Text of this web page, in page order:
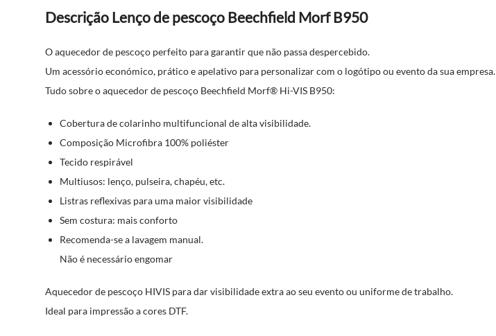
Descrição Lenço de pescoço Beechfield Morf B950
O aquecedor de pescoço perfeito para garantir que não passa despercebido.
Um acessório económico, prático e apelativo para personalizar com o logótipo ou evento da sua empresa.
Tudo sobre o aquecedor de pescoço Beechfield Morf® Hi-VIS B950:
Cobertura de colarinho multifuncional de alta visibilidade.
Composição Microfibra 100% poliéster
Tecido respirável
Multiusos: lenço, pulseira, chapéu, etc.
Listras reflexivas para uma maior visibilidade
Sem costura: mais conforto
Recomenda-se a lavagem manual.
Não é necessário engomar
Aquecedor de pescoço HIVIS para dar visibilidade extra ao seu evento ou uniforme de trabalho.
Ideal para impressão a cores DTF.